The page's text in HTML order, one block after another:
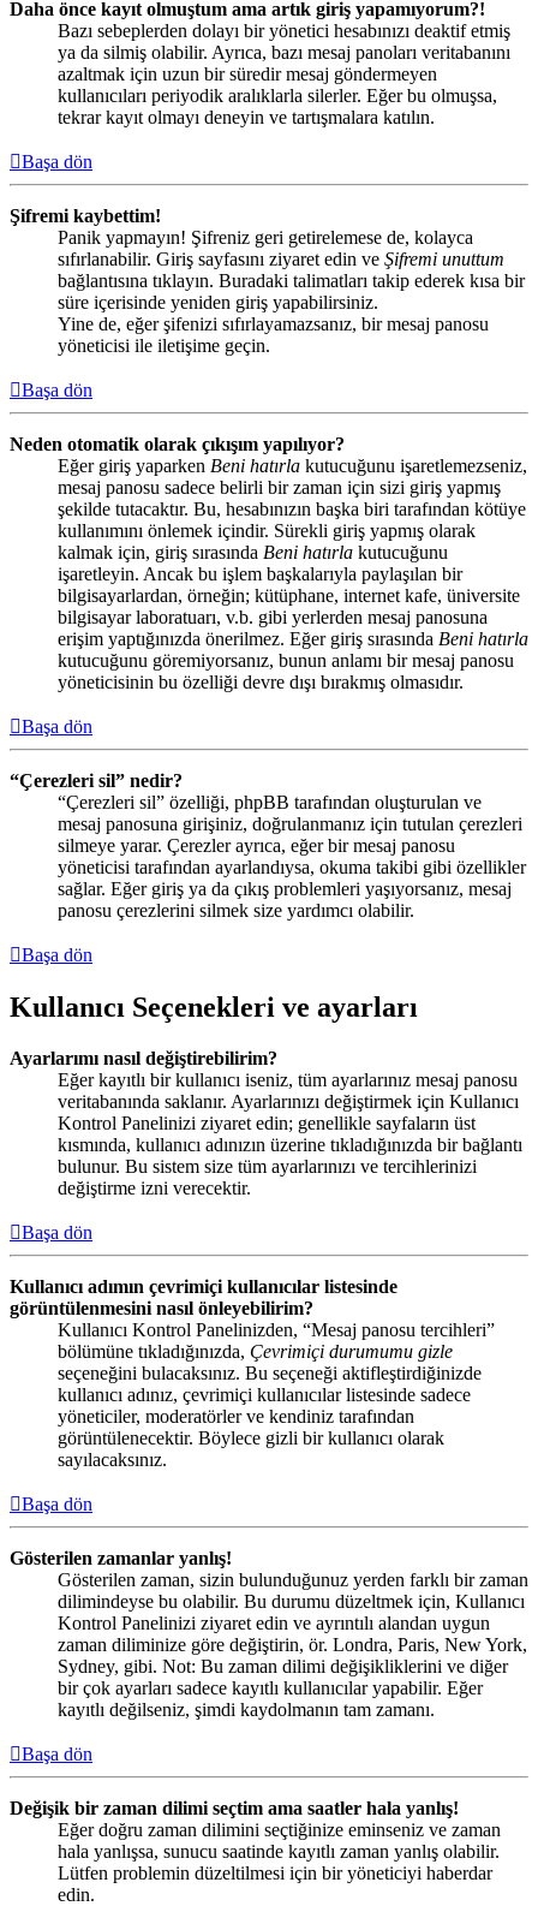
Daha önce kayıt olmuştum ama artık giriş yapamıyorum?!
Bazı sebeplerden dolayı bir yönetici hesabınızı deaktif etmiş
ya da silmiş olabilir. Ayrıca, bazı mesaj panoları veritabanını
azaltmak için uzun bir süredir mesaj göndermeyen
kullanıcıları periyodik aralıklarla silerler. Eğer bu olmuşsa,
tekrar kayıt olmayı deneyin ve tartışmalara katılın.
Başa dön
Şifremi kaybettim!
Panik yapmayın! Şifreniz geri getirelemese de, kolayca
sıfırlanabilir. Giriş sayfasını ziyaret edin ve Şifremi unuttum
bağlantısına tıklayın. Buradaki talimatları takip ederek kısa bir
süre içerisinde yeniden giriş yapabilirsiniz.
Yine de, eğer şifenizi sıfırlayamazsanız, bir mesaj panosu
yöneticisi ile iletişime geçin.
Başa dön
Neden otomatik olarak çıkışım yapılıyor?
Eğer giriş yaparken Beni hatırla kutucuğunu işaretlemezseniz,
mesaj panosu sadece belirli bir zaman için sizi giriş yapmış
şekilde tutacaktır. Bu, hesabınızın başka biri tarafından kötüye
kullanımını önlemek içindir. Sürekli giriş yapmış olarak
kalmak için, giriş sırasında Beni hatırla kutucuğunu
işaretleyin. Ancak bu işlem başkalarıyla paylaşılan bir
bilgisayarlardan, örneğin; kütüphane, internet kafe, üniversite
bilgisayar laboratuarı, v.b. gibi yerlerden mesaj panosuna
erişim yaptığınızda önerilmez. Eğer giriş sırasında Beni hatırla
kutucuğunu göremiyorsanız, bunun anlamı bir mesaj panosu
yöneticisinin bu özelliği devre dışı bırakmış olmasıdır.
Başa dön
“Çerezleri sil” nedir?
“Çerezleri sil” özelliği, phpBB tarafından oluşturulan ve
mesaj panosuna girişiniz, doğrulanmanız için tutulan çerezleri
silmeye yarar. Çerezler ayrıca, eğer bir mesaj panosu
yöneticisi tarafından ayarlandıysa, okuma takibi gibi özellikler
sağlar. Eğer giriş ya da çıkış problemleri yaşıyorsanız, mesaj
panosu çerezlerini silmek size yardımcı olabilir.
Başa dön
Kullanıcı Seçenekleri ve ayarları
Ayarlarımı nasıl değiştirebilirim?
Eğer kayıtlı bir kullanıcı iseniz, tüm ayarlarınız mesaj panosu
veritabanında saklanır. Ayarlarınızı değiştirmek için Kullanıcı
Kontrol Panelinizi ziyaret edin; genellikle sayfaların üst
kısmında, kullanıcı adınızın üzerine tıkladığınızda bir bağlantı
bulunur. Bu sistem size tüm ayarlarınızı ve tercihlerinizi
değiştirme izni verecektir.
Başa dön
Kullanıcı adımın çevrimiçi kullanıcılar listesinde
görüntülenmesini nasıl önleyebilirim?
Kullanıcı Kontrol Panelinizden, “Mesaj panosu tercihleri”
bölümüne tıkladığınızda, Çevrimiçi durumumu gizle
seçeneğini bulacaksınız. Bu seçeneği aktifleştirdiğinizde
kullanıcı adınız, çevrimiçi kullanıcılar listesinde sadece
yöneticiler, moderatörler ve kendiniz tarafından
görüntülenecektir. Böylece gizli bir kullanıcı olarak
sayılacaksınız.
Başa dön
Gösterilen zamanlar yanlış!
Gösterilen zaman, sizin bulunduğunuz yerden farklı bir zaman
dilimindeyse bu olabilir. Bu durumu düzeltmek için, Kullanıcı
Kontrol Panelinizi ziyaret edin ve ayrıntılı alandan uygun
zaman diliminize göre değiştirin, ör. Londra, Paris, New York,
Sydney, gibi. Not: Bu zaman dilimi değişikliklerini ve diğer
bir çok ayarları sadece kayıtlı kullanıcılar yapabilir. Eğer
kayıtlı değilseniz, şimdi kaydolmanın tam zamanı.
Başa dön
Değişik bir zaman dilimi seçtim ama saatler hala yanlış!
Eğer doğru zaman dilimini seçtiğinize eminseniz ve zaman
hala yanlışsa, sunucu saatinde kayıtlı zaman yanlış olabilir.
Lütfen problemin düzeltilmesi için bir yöneticiyi haberdar
edin.